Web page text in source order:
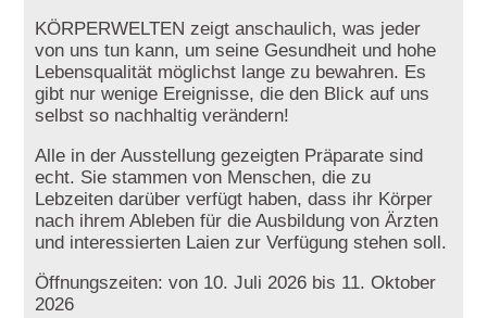
KÖRPERWELTEN zeigt anschaulich, was jeder
von uns tun kann, um seine Gesundheit und hohe
Lebensqualität möglichst lange zu bewahren. Es
gibt nur wenige Ereignisse, die den Blick auf uns
selbst so nachhaltig verändern!
Alle in der Ausstellung gezeigten Präparate sind
echt. Sie stammen von Menschen, die zu
Lebzeiten darüber verfügt haben, dass ihr Körper
nach ihrem Ableben für die Ausbildung von Ärzten
und interessierten Laien zur Verfügung stehen soll.
Öffnungszeiten: von 10. Juli 2026 bis 11. Oktober
2026